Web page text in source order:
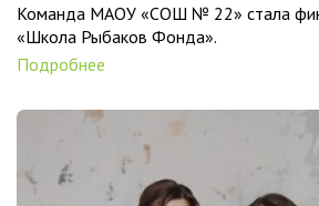
Команда МАОУ «СОШ № 22» стала
«Школа Рыбаков Фонда».
Подробнее